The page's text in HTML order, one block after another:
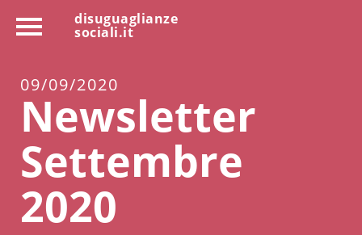
disuguaglianze
sociali.it
09/09/2020
Newsletter
Settembre
2020